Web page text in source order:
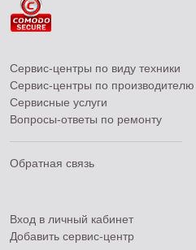
Сервис-центры по виду техники
Сервис-центры по производителю
Сервисные услуги
Вопросы-ответы по ремонту
Обратная связь
Вход в личный кабинет
Добавить сервис-центр